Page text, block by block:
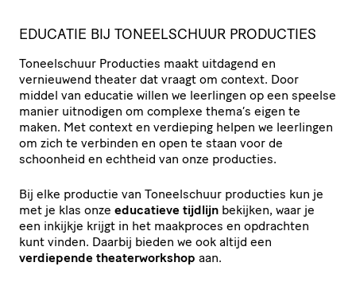
EDUCATIE BIJ TONEEL­SCHUUR PRODUCTIES
Toneel­schuur Producties maakt uitdagend en
vernieuwend theater dat vraagt om context. Door
middel van educatie willen we leerlingen op een speelse
manier uitnodigen om complexe thema’s eigen te
maken. Met context en verdieping helpen we leerlingen
om zich te verbinden en open te staan voor de
schoonheid en echtheid van onze producties.
Bij elke productie van Toneel­schuur producties kun je
met je klas onze educatieve tijdlijn bekijken, waar je
een inkijkje krijgt in het maakproces en opdrachten
kunt vinden. Daarbij bieden we ook altijd een
verdiepende thea­ter­work­shop aan.